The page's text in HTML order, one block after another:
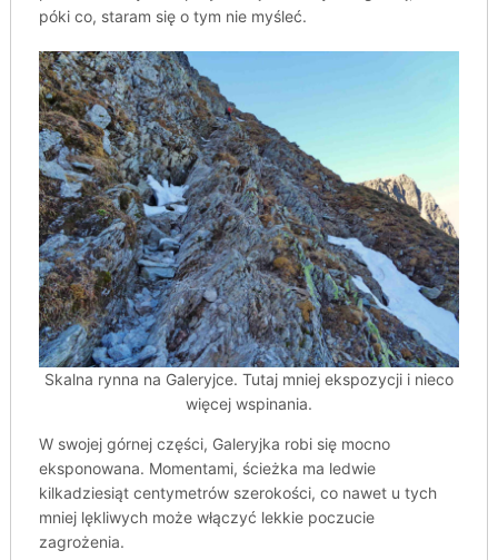
póki co, staram się o tym nie myśleć.
Skalna rynna na Galeryjce. Tutaj mniej ekspozycji i nieco
więcej wspinania.
W swojej górnej części, Galeryjka robi się mocno
eksponowana. Momentami, ścieżka ma ledwie
kilkadziesiąt centymetrów szerokości, co nawet u tych
mniej lękliwych może włączyć lekkie poczucie
zagrożenia.